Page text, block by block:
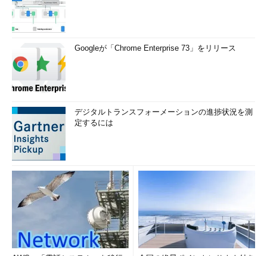
Googleが「Chrome Enterprise 73」をリリース
デジタルトランスフォーメーションの進捗状況を測
定するには